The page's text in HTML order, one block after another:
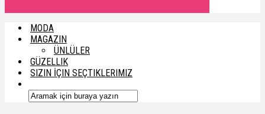
MODA
MAGAZIN
ÜNLÜLER
GÜZELLIK
SIZIN İÇIN SEÇTIKLERIMIZ